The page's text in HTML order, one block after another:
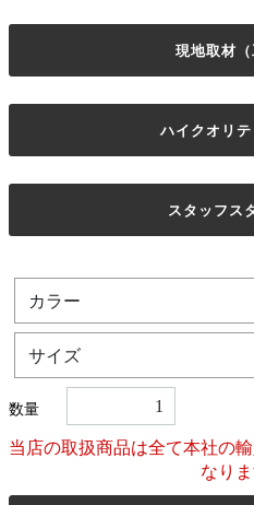
現地取材（
ハイクオリ
スタッフス
数量
当店の取扱商品は全て本社の
なりま